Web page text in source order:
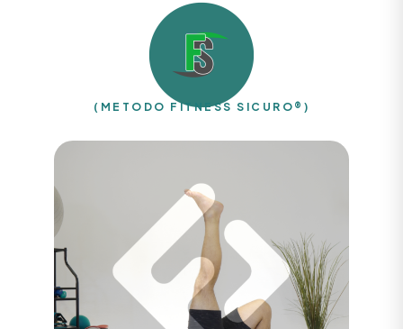
(METODO FITNESS SICURO®)